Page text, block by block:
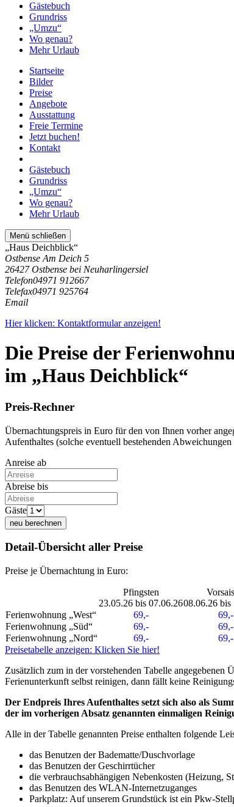
Gästebuch
Grundriss
„Umzu“
Wo genau?
Mehr Urlaub
Startseite
Bilder
Preise
Angebote
Ausstattung
Freie Termine
Jetzt buchen!
Kontakt
Gästebuch
Grundriss
„Umzu“
Wo genau?
Mehr Urlaub
Menü schließen
„Haus Deichblick“
Ostbense Am Deich 5
26427 Ostbense bei Neuharlingersiel
Telefon04971 912667
Telefax04971 925764
Email
Hier klicken: Kontaktformular anzeigen!
Die Preise der
im „Haus Deichblick“
Preis-Rechner
Übernachtungspreis in Euro für den von Ihnen vorher
Aufenthaltes (solche eventuell bestehenden
Anreise ab
Abreise bis
Gäste
neu berechnen
Detail-Übersicht aller Preise
Preise je Übernachtung in Euro:
Ferienwohnung „West“
Ferienwohnung „Süd“
Ferienwohnung „Nord“
Pfingsten
23.05.26 bis 07.06.2608.06.26 bis
69,-
69,-
69,-
69,-
69,-
69,-
Preisetabelle anzeigen: Klicken Sie hier!
Zusätzlich zum in der vorstehenden Tabelle
Ferienunterkunft selbst reinigen, dann fällt keine
Der Endpreis Ihres Aufenthaltes setzt sich also als
der im vorherigen Absatz genannten einmaligen
Alle in der Tabelle genannten Preise enthalten folgende
das Benutzen der Badematte/Duschvorlage
das Benutzen der Geschirrtücher
die verbrauchsabhängigen Nebenkosten (Heizung,
das Benutzen des WLAN-Internetzuganges
Parkplatz: Auf unserem Grundstück ist ein Pkw-